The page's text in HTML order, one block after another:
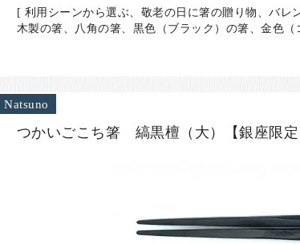
[ 利用シーンから選ぶ、敬老の日に箸の贈り物、バレ
木製の箸、八角の箸、黒色（ブラック）の箸、金色
Natsuno
つかいごこち箸 縞黒檀（大）【銀座限定